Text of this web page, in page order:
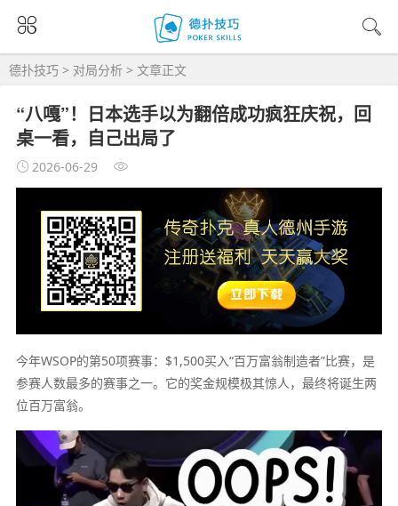
德扑技巧 > 对局分析 > 文章正文
“八嘎”！日本选手以为翻倍成功疯狂庆祝，回
桌一看，自己出局了
2026-06-29
今年WSOP的第50项赛事：$1,500买入“百万富翁制造者”比赛，是
参赛人数最多的赛事之一。它的奖金规模极其惊人，最终将诞生两
位百万富翁。